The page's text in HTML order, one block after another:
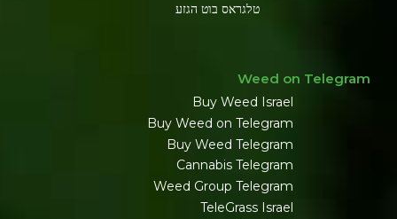
טלגראס בוט הגזע
Weed on Telegram
Buy Weed Israel
Buy Weed on Telegram
Buy Weed Telegram
Cannabis Telegram
Weed Group Telegram
TeleGrass Israel